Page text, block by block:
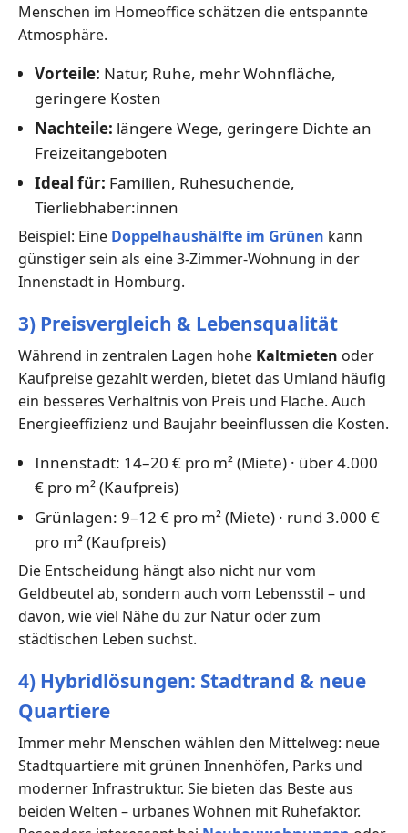
Menschen im Homeoffice schätzen die entspannte
Atmosphäre.
Vorteile: Natur, Ruhe, mehr Wohnfläche,
geringere Kosten
Nachteile: längere Wege, geringere Dichte an
Freizeitangeboten
Ideal für: Familien, Ruhesuchende,
Tierliebhaber:innen
Beispiel: Eine Doppelhaushälfte im Grünen kann
günstiger sein als eine 3-Zimmer-Wohnung in der
Innenstadt in Homburg.
3) Preisvergleich & Lebensqualität
Während in zentralen Lagen hohe Kaltmieten oder
Kaufpreise gezahlt werden, bietet das Umland häufig
ein besseres Verhältnis von Preis und Fläche. Auch
Energieeffizienz und Baujahr beeinflussen die Kosten.
Innenstadt: 14–20 € pro m² (Miete) · über 4.000
€ pro m² (Kaufpreis)
Grünlagen: 9–12 € pro m² (Miete) · rund 3.000 €
pro m² (Kaufpreis)
Die Entscheidung hängt also nicht nur vom
Geldbeutel ab, sondern auch vom Lebensstil – und
davon, wie viel Nähe du zur Natur oder zum
städtischen Leben suchst.
4) Hybridlösungen: Stadtrand & neue
Quartiere
Immer mehr Menschen wählen den Mittelweg: neue
Stadtquartiere mit grünen Innenhöfen, Parks und
moderner Infrastruktur. Sie bieten das Beste aus
beiden Welten – urbanes Wohnen mit Ruhefaktor.